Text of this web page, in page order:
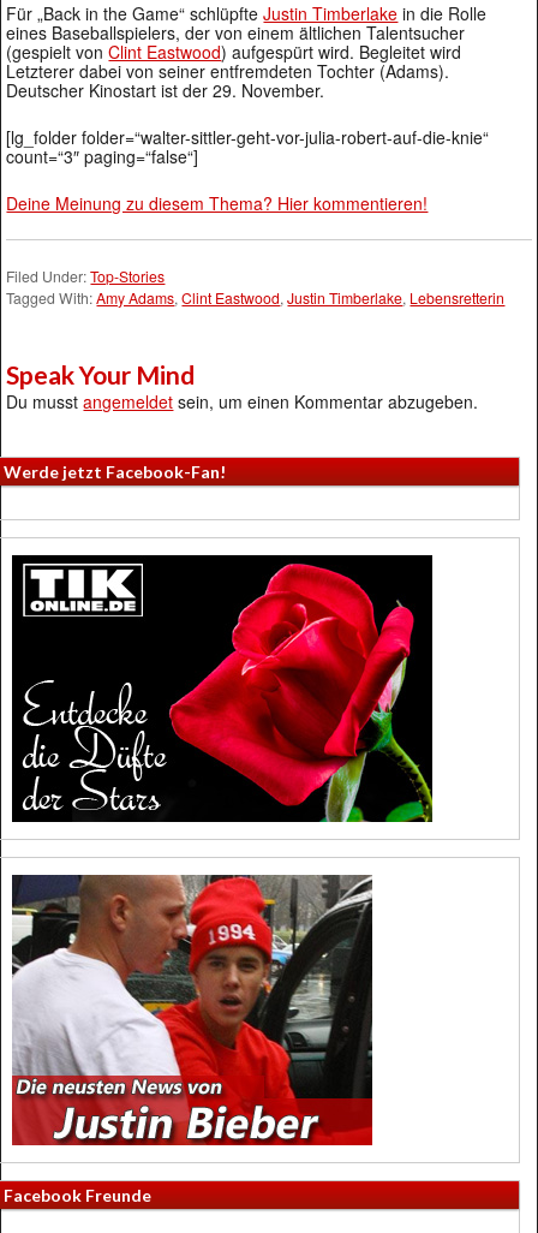
Für „Back in the Game“ schlüpfteJustin Timberlake in die Rolle
eines Baseballspielers, der von einem ältlichen Talentsucher
(gespielt vonClint Eastwood) aufgespürt wird. Begleitet wird
Letzterer dabei von seiner entfremdeten Tochter (Adams).
Deutscher Kinostart ist der 29. November.
[lg_folder folder=“walter-sittler-geht-vor-julia-robert-auf-die-knie“
count=“3″ paging=“false“]
Deine Meinung zu diesem Thema? Hier kommentieren!
Filed Under:Top-Stories
Tagged With:Amy Adams,Clint Eastwood,Justin Timberlake, Lebensretterin
Speak Your Mind
Du musstangemeldet sein, um einen Kommentar abzugeben.
Werde jetzt Facebook-Fan!
Facebook Freunde